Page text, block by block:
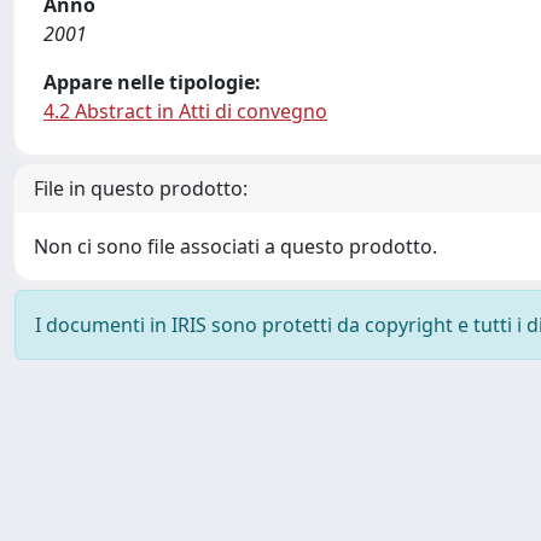
2001
Appare nelle tipologie:
4.2 Abstract in Atti di convegno
File in questo prodotto:
Non ci sono file associati a questo prodotto.
I documenti in IRIS sono protetti da copyright e tutti i